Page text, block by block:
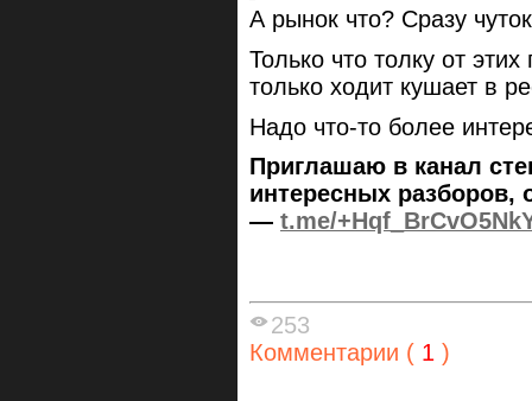
А рынок что? Сразу
Только что толку от
только ходит кушает в
Надо что-то более
Приглашаю в канал
интересных разборов,
— t.me/
253
Комментарии ( 1 )